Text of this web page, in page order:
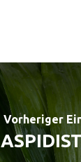
Vorheriger